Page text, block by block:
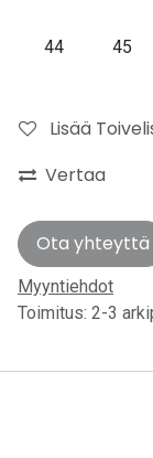
44 45
Lisää
Vertaa
Ota yhteyttä
Myyntiehdot
Toimitus: 2-3